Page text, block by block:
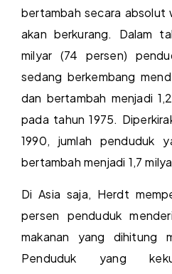
bertambah secara absolut
akan berkurang. Dalam
milyar (74 persen)
sedang berkembang
dan bertambah menjadi
pada tahun 1975.
1990, jumlah penduduk
bertambah menjadi 1,7
Di Asia saja, Herdt
persen penduduk
makanan yang dihitung
Penduduk yang